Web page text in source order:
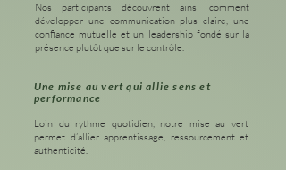
Nos participants découvrent ainsi comment
développer une communication plus claire, une
confiance mutuelle et un leadership fondé sur la
présence plutôt que sur le contrôle.
Une mise au vert qui allie sens et
performance
Loin du rythme quotidien, notre mise au vert
permet d’allier apprentissage, ressourcement et
authenticité.